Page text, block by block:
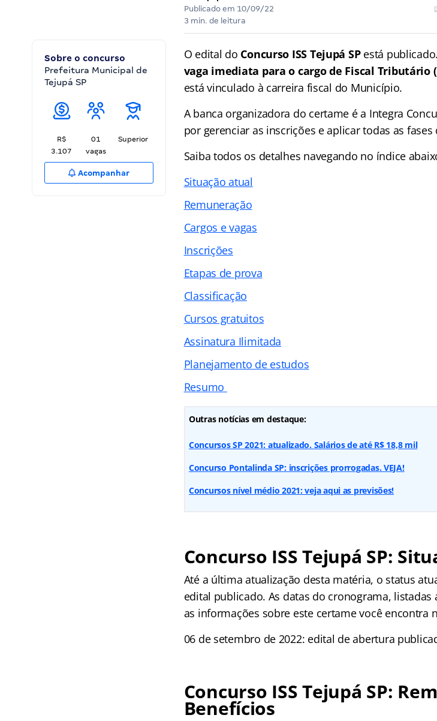
Publicado em 10/09/22
3 min. de leitura
Sobre o concurso
Prefeitura Municipal de
Tejupá SP
R$
3.107
01
vagas
Superior
Acompanhar
O edital do Concurso ISS Tejupá SP está publicado.
vaga imediata para o cargo de Fiscal Tributário
está vinculado à carreira fiscal do Município.
A banca organizadora do certame é a Integra
por gerenciar as inscrições e aplicar todas as fases
Saiba todos os detalhes navegando no índice
Situação atual
Remuneração
Cargos e vagas
Inscrições
Etapas de prova
Classificação
Cursos gratuitos
Assinatura Ilimitada
Planejamento de estudos
Resumo
Outras notícias em destaque:
Concursos SP 2021: atualizado. Salários de até R$ 18,8 mil
Concurso Pontalinda SP: inscrições prorrogadas. VEJA!
Concursos nível médio 2021: veja aqui as previsões!
Concurso ISS Tejupá SP:
Até a última atualização desta matéria, o status
edital publicado. As datas do cronograma, listadas
as informações sobre este certame você encontra
06 de setembro de 2022: edital de abertura
Concurso ISS Tejupá SP:
Benefícios